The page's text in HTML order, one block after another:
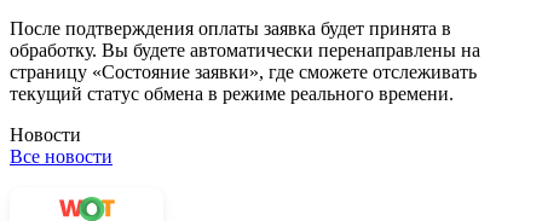
После подтверждения оплаты заявка будет принята в
обработку. Вы будете автоматически перенаправлены на
страницу «Состояние заявки», где сможете отслеживать
текущий статус обмена в режиме реального времени.
Новости
Все новости